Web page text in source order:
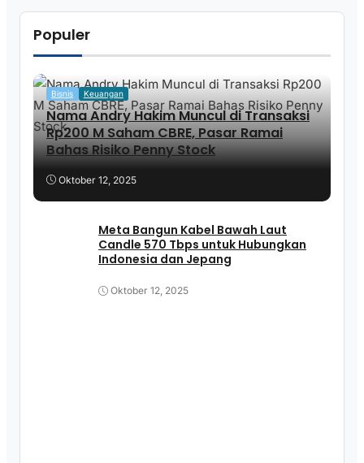
Populer
Bisnis Keuangan
Nama Andry Hakim Muncul di Transaksi
Rp200 M Saham CBRE, Pasar Ramai
Bahas Risiko Penny Stock
Oktober 12, 2025
Meta Bangun Kabel Bawah Laut
Candle 570 Tbps untuk Hubungkan
Indonesia dan Jepang
Oktober 12, 2025